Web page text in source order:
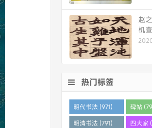
赵
机
热门标签
明代书法 (971) 碑帖
明清书法 (791) 四大家